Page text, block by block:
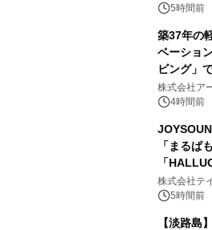
5時間前
築37年の
ベーショ
ビング」
事例を株
株式会社ア
4時間前
「まるぱ
「
信リリー
株式会社テ
5時間前
【淡路島